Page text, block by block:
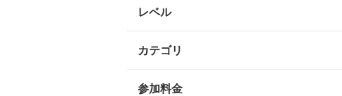
レベル
カテゴリ
参加料金